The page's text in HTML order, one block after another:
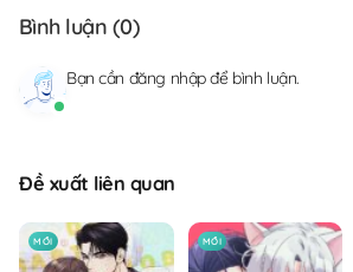
Bình luận (0)
Bạn cần đăng nhậpđể bình luận.
Đề xuất liên quan
MỚI MỚI